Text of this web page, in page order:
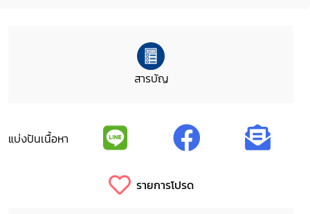
สารบัญ
แบ่งปันเนื้อหา
รายการโปรด